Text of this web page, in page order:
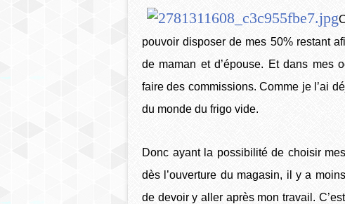
pouvoir disposer de mes 50% restant
de maman et d’épouse. Et dans mes
faire des commissions. Comme je l’ai
du monde du frigo vide.
Donc ayant la possibilité de choisir
dès l’ouverture du magasin, il y a
de devoir y aller après mon travail.